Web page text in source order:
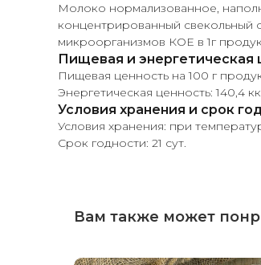
Молоко нормализованное,
концентрированный свекольный
микроорганизмов КОЕ в 1г
Пищевая и энергетическая
Пищевая ценность на 100 г
Энергетическая ценность: 140,4
Условия хранения и срок
Условия хранения: при
Срок годности: 21 сут.
Вам также может